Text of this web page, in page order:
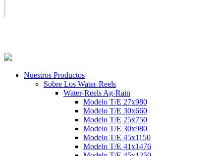
Nuestros Productos
Sobre Los Water-Reels
Water-Reels Ag-Rain
Modelo T/E 27x980
Modelo T/E 30x660
Modelo T/E 25x750
Modelo T/E 30x980
Modelo T/E 45x1150
Modelo T/E 41x1476